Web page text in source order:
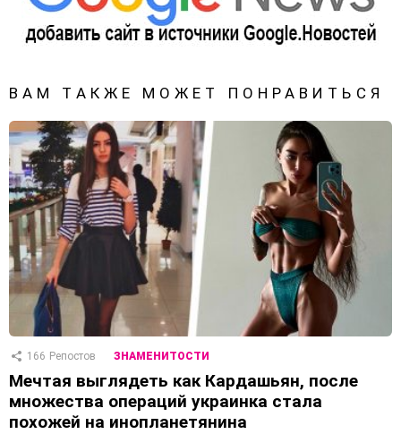
ВАМ ТАКЖЕ МОЖЕТ ПОНРАВИТЬСЯ
166 Репостов ЗНАМЕНИТОСТИ
Мечтая выглядеть как Кардашьян, после
множества операций украинка стала
похожей на инопланетянина